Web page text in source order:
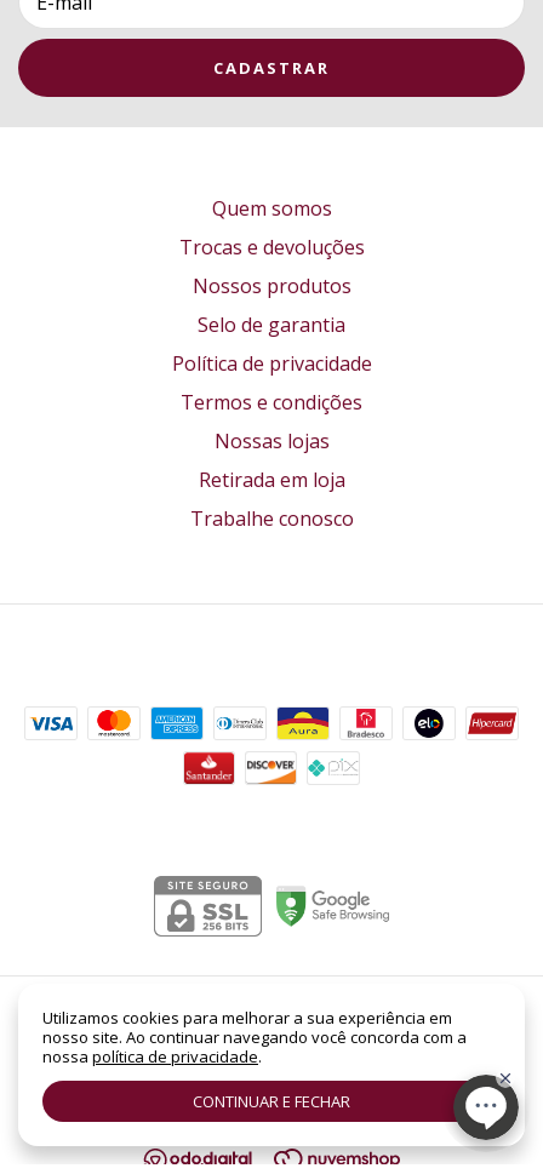
Utilizamos cookies para melhorar a sua experiência em
nosso site. Ao continuar navegando você concorda com a
nossa política de privacidade.
CONTINUAR E FECHAR
Quem somos
Trocas e devoluções
Nossos produtos
Selo de garantia
Política de privacidade
Termos e condições
Nossas lojas
Retirada em loja
Trabalhe conosco
Phantom in Red Elixir Rabanne Parfum Masculino 50ml
- Lord Perfumaria
©2026. LORD PERFUMARIA - CNPJ: 14.158.962/0001-88 | SHC Sul Quadra 305 -
Bloco B, Loja Nº 19 | Asa Sul | Brasília - DF | CEP: 70.352-520. Todos os direitos
reservados.